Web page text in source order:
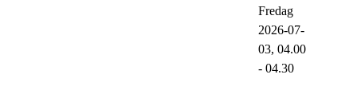
Fredag
2026-07-
03, 04.00
- 04.30